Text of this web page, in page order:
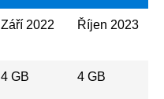
Září 2022 Říjen 2023
4 GB 4 GB